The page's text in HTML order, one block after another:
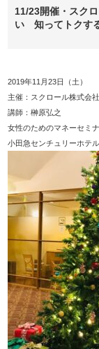
11/23開催・スク
い 知ってトクす
2019年11月23日（土）
主催：スクロール株式会社
講師：榊原弘之
女性のためのマネーセミ
小田急センチュリーホテ